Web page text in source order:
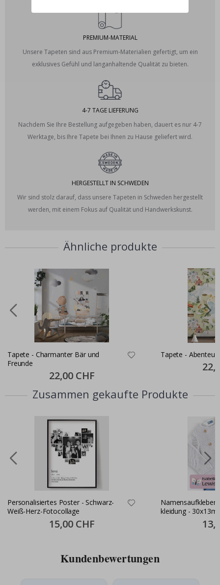
PREMIUM-MATERIAL
Unsere Tapeten sind aus Premium-Materialien gefertigt, um ein
exklusives Gefühl und langanhaltende Qualität zu bieten.
4-7 TAGE LIEFERUNG
Nachdem Sie Ihre Bestellung aufgegeben haben, dauert es nur 4-7
Werktage, bis Ihre Tapete bei Ihnen zu Hause geliefert wird.
HERGESTELLT IN SCHWEDEN
Wir sind stolz darauf, dass unsere Tapeten in Schweden hergestellt
werden, mit einem Fokus auf Qualität und Handwerkskunst.
Ähnliche produkte
Tapete - Charmanter Bär und
Freunde
Special
Price
22,00 CHF
Tapete -
Price
Zusammen gekaufte Produkte
Personalisiertes Poster - Schwarz-
Weiß-Herz-Fotocollage
Special
Price
15,00 CHF
Namensaufkleber
kleidung -
Price
Kundenbewertungen